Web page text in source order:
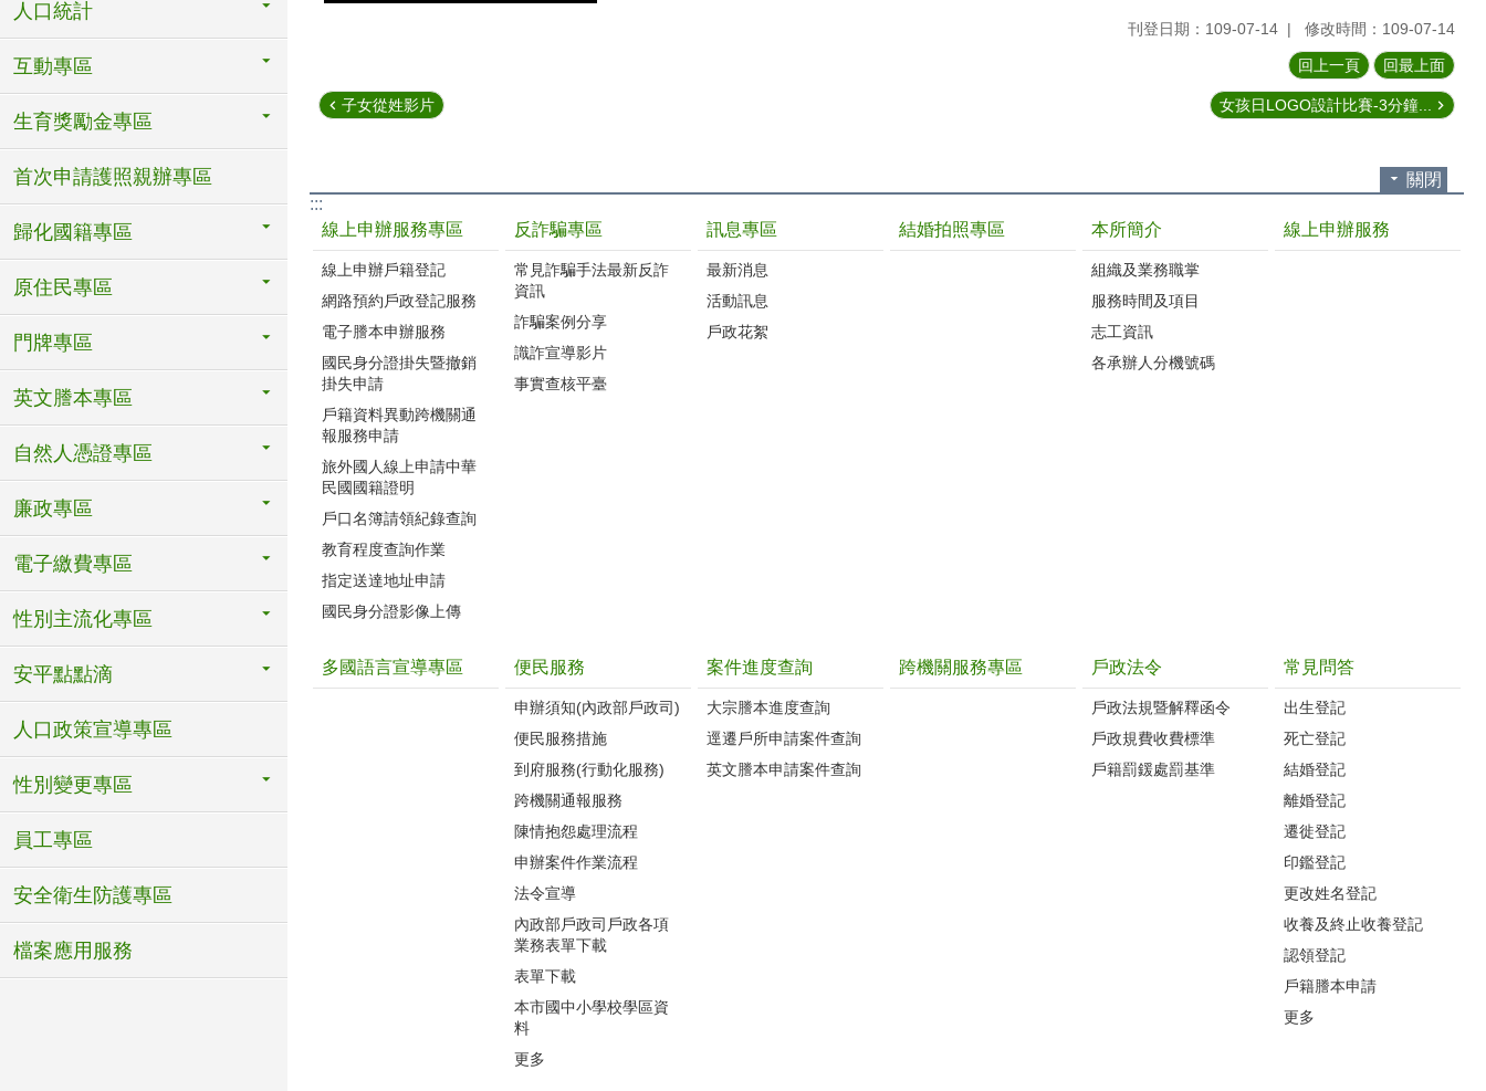
人口統計
互動專區
生育獎勵金專區
首次申請護照親辦專區
歸化國籍專區
原住民專區
門牌專區
英文謄本專區
自然人憑證專區
廉政專區
電子繳費專區
性別主流化專區
安平點點滴
人口政策宣導專區
性別變更專區
員工專區
安全衛生防護專區
檔案應用服務
刊登日期：109-07-14 修改時間：109-07-14
回上一頁 回最上面
子女從姓影片 女孩日LOGO設計比賽-3分鐘...
關閉
:::
線上申辦服務專區
線上申辦戶籍登記
網路預約戶政登記服務
電子謄本申辦服務
國民身分證掛失暨撤銷
掛失申請
戶籍資料異動跨機關通
報服務申請
旅外國人線上申請中華
民國國籍證明
戶口名簿請領紀錄查詢
教育程度查詢作業
指定送達地址申請
國民身分證影像上傳
反詐騙專區
常見詐騙手法最新反詐
資訊
詐騙案例分享
識詐宣導影片
事實查核平臺
訊息專區
最新消息
活動訊息
戶政花絮
結婚拍照專區 本所簡介
組織及業務職掌
服務時間及項目
志工資訊
各承辦人分機號碼
線上申辦服務
多國語言宣導專區 便民服務
申辦須知(內政部戶政司)
便民服務措施
到府服務(行動化服務)
跨機關通報服務
陳情抱怨處理流程
申辦案件作業流程
法令宣導
內政部戶政司戶政各項
業務表單下載
表單下載
本市國中小學校學區資
料
更多
案件進度查詢
大宗謄本進度查詢
逕遷戶所申請案件查詢
英文謄本申請案件查詢
跨機關服務專區 戶政法令
戶政法規暨解釋函令
戶政規費收費標準
戶籍罰鍰處罰基準
常見問答
出生登記
死亡登記
結婚登記
離婚登記
遷徙登記
印鑑登記
更改姓名登記
收養及終止收養登記
認領登記
戶籍謄本申請
更多